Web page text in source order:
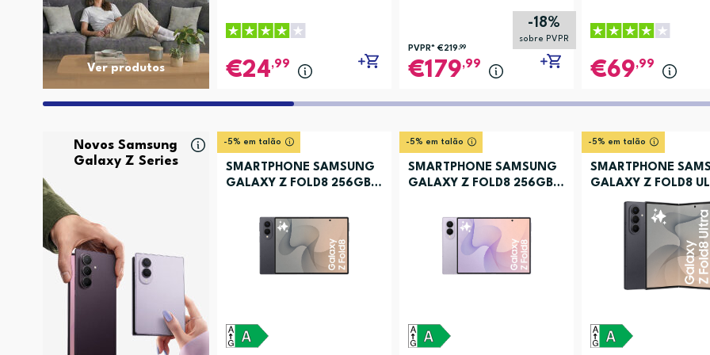
Ver produtos 24,99
-18%
sobre PVPR
PVPR* €219,99
179,99 69,99
Novos Samsung
Galaxy Z Series
-5% em talão
SMARTPHONE SAMSUNG
GALAXY Z FOLD8 256GB
-5% em talão
SMARTPHONE SAMSUNG
GALAXY Z FOLD8 256GB
-5% em talão
SMARTPHONE
GALAXY Z FOLD8
512 GRAFITE